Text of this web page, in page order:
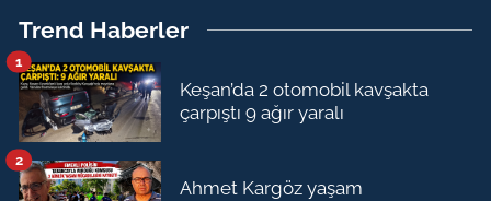
Trend Haberler
Keşan’da 2 otomobil kavşakta
çarpıştı 9 ağır yaralı
1
Ahmet Kargöz yaşam
2